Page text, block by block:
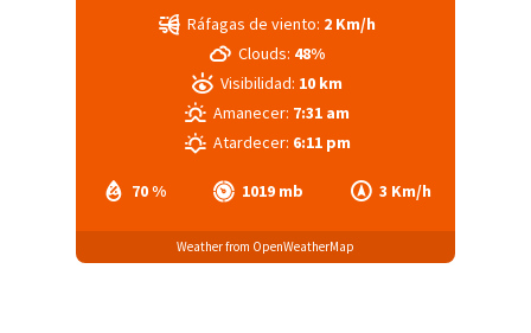
70 % 1019 mb 3 Km/h
Ráfagas de viento: 2 Km/h
Clouds: 48%
Visibilidad: 10 km
Amanecer: 7:31 am
Atardecer: 6:11 pm
Weather from OpenWeatherMap